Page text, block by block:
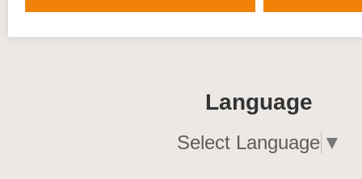
Language
Select Language ▼